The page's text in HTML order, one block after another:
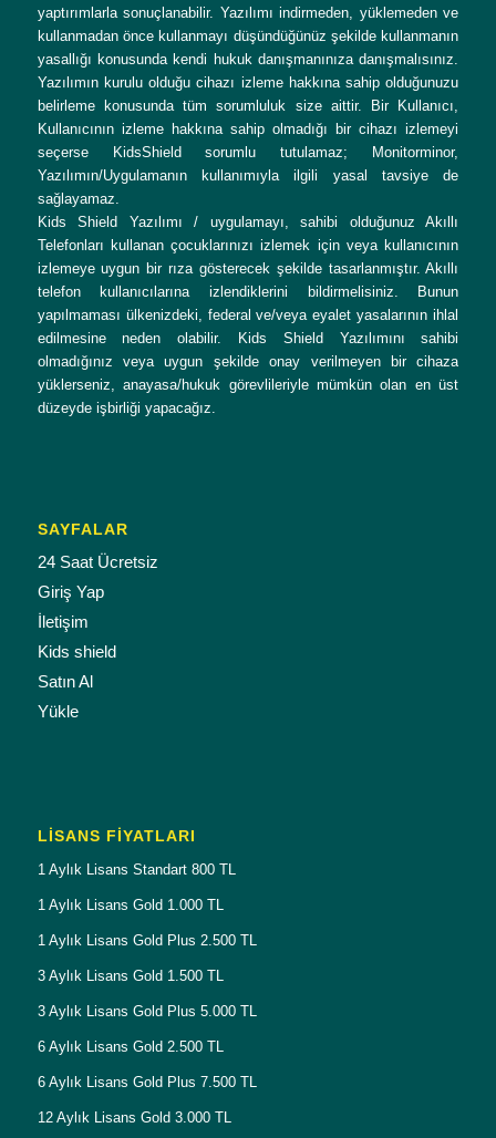
yaptırımlarla sonuçlanabilir. Yazılımı indirmeden, yüklemeden ve
kullanmadan önce kullanmayı düşündüğünüz şekilde kullanmanın
yasallığı konusunda kendi hukuk danışmanınıza danışmalısınız.
Yazılımın kurulu olduğu cihazı izleme hakkına sahip olduğunuzu
belirleme konusunda tüm sorumluluk size aittir. Bir Kullanıcı,
Kullanıcının izleme hakkına sahip olmadığı bir cihazı izlemeyi
seçerse KidsShield sorumlu tutulamaz; Monitorminor,
Yazılımın/Uygulamanın kullanımıyla ilgili yasal tavsiye de
sağlayamaz.
Kids Shield Yazılımı / uygulamayı, sahibi olduğunuz Akıllı
Telefonları kullanan çocuklarınızı izlemek için veya kullanıcının
izlemeye uygun bir rıza gösterecek şekilde tasarlanmıştır. Akıllı
telefon kullanıcılarına izlendiklerini bildirmelisiniz. Bunun
yapılmaması ülkenizdeki, federal ve/veya eyalet yasalarının ihlal
edilmesine neden olabilir. Kids Shield Yazılımını sahibi
olmadığınız veya uygun şekilde onay verilmeyen bir cihaza
yüklerseniz, anayasa/hukuk görevlileriyle mümkün olan en üst
düzeyde işbirliği yapacağız.
SAYFALAR
24 Saat Ücretsiz
Giriş Yap
İletişim
Kids shield
Satın Al
Yükle
LISANS FIYATLARI
1 Aylık Lisans Standart 800 TL
1 Aylık Lisans Gold 1.000 TL
1 Aylık Lisans Gold Plus 2.500 TL
3 Aylık Lisans Gold 1.500 TL
3 Aylık Lisans Gold Plus 5.000 TL
6 Aylık Lisans Gold 2.500 TL
6 Aylık Lisans Gold Plus 7.500 TL
12 Aylık Lisans Gold 3.000 TL